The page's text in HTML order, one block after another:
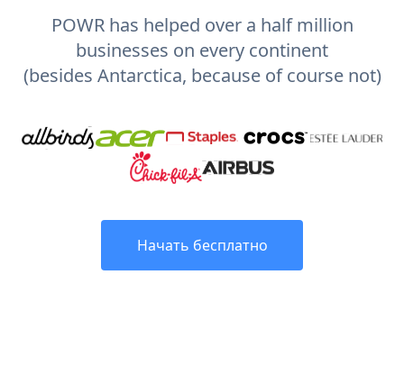
POWR has helped over a half million
businesses on every continent
(besides Antarctica, because of course not)
Начать бесплатно